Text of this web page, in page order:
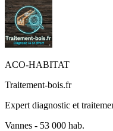
ACO-HABITAT
Traitement-bois.fr
Expert diagnostic et
Vannes - 53 000 hab.